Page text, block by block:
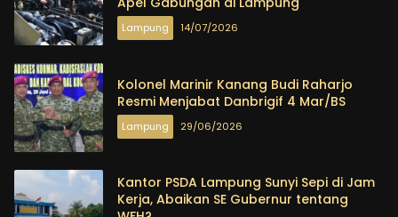
Lampung 14/07/2026
Kolonel Marinir Kanang Budi Raharjo
Resmi Menjabat Danbrigif 4 Mar/BS
Lampung 29/06/2026
Kantor PSDA Lampung Sunyi Sepi di Jam
Kerja, Abaikan SE Gubernur tentang